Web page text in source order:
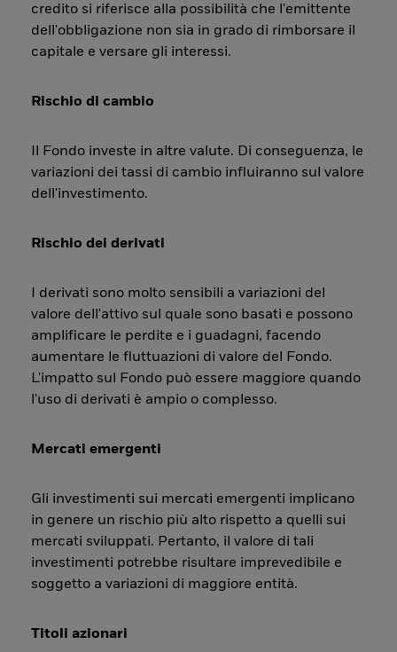
credito si riferisce alla possibilità che l'emittente
dell'obbligazione non sia in grado di rimborsare il
capitale e versare gli interessi.
Rischio di cambio
Il Fondo investe in altre valute. Di conseguenza, le
variazioni dei tassi di cambio influiranno sul valore
dell'investimento.
Rischio dei derivati
I derivati sono molto sensibili a variazioni del
valore dell'attivo sul quale sono basati e possono
amplificare le perdite e i guadagni, facendo
aumentare le fluttuazioni di valore del Fondo.
L'impatto sul Fondo può essere maggiore quando
l'uso di derivati è ampio o complesso.
Mercati emergenti
Gli investimenti sui mercati emergenti implicano
in genere un rischio più alto rispetto a quelli sui
mercati sviluppati. Pertanto, il valore di tali
investimenti potrebbe risultare imprevedibile e
soggetto a variazioni di maggiore entità.
Titoli azionari